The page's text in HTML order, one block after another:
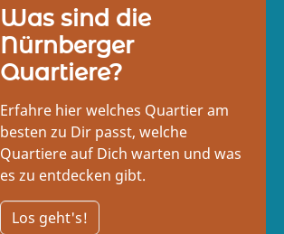
Was sind die
Nürnberger
Quartiere?
Erfahre hier welches Quartier am
besten zu Dir passt, welche
Quartiere auf Dich warten und was
es zu entdecken gibt.
Los geht's!